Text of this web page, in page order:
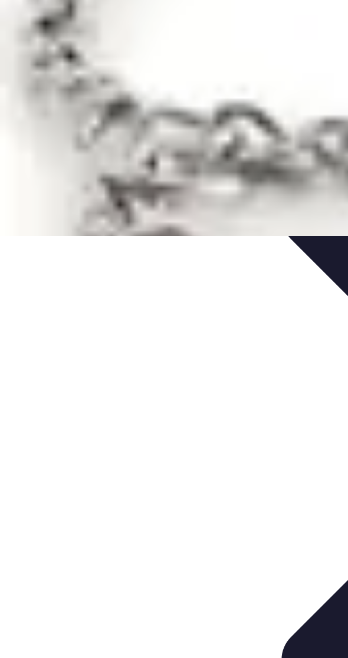
Stars du Basket
PerformancesNouveaux Talents
Stars du Basket